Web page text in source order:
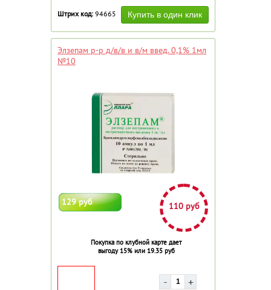
Штрих код: 94665
Элзепам р-р д/в/в и в/м введ. 0,1% 1мл
№10
129 руб 110 руб
Покупка по клубной карте дает
выгоду 15% или 19.35 руб